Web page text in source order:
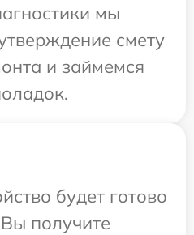
мы
смету
и займемся
будет готово
получите